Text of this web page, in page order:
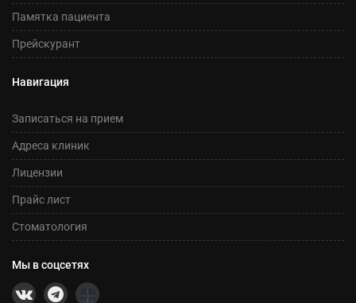
Памятка пациента
Прейскурант
Навигация
Записаться на прием
Адреса клиник
Лицензии
Прайс лист
Стоматология
Мы в соцсетях